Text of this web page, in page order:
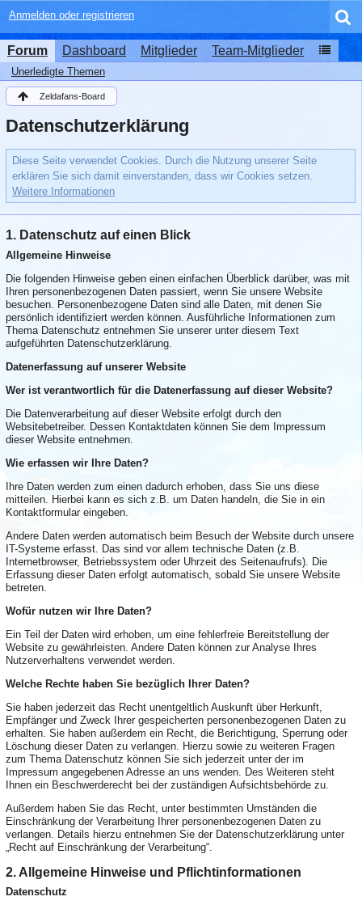
Anmelden oder registrieren
Forum Dashboard Mitglieder Team-Mitglieder
Unerledigte Themen
Zeldafans-Board
Datenschutzerklärung
Diese Seite verwendet Cookies. Durch die Nutzung unserer Seite
erklären Sie sich damit einverstanden, dass wir Cookies setzen.
Weitere Informationen
1. Datenschutz auf einen Blick
Allgemeine Hinweise
Die folgenden Hinweise geben einen einfachen Überblick darüber, was mit
Ihren personenbezogenen Daten passiert, wenn Sie unsere Website
besuchen. Personenbezogene Daten sind alle Daten, mit denen Sie
persönlich identifiziert werden können. Ausführliche Informationen zum
Thema Datenschutz entnehmen Sie unserer unter diesem Text
aufgeführten Datenschutzerklärung.
Datenerfassung auf unserer Website
Wer ist verantwortlich für die Datenerfassung auf dieser Website?
Die Datenverarbeitung auf dieser Website erfolgt durch den
Websitebetreiber. Dessen Kontaktdaten können Sie dem Impressum
dieser Website entnehmen.
Wie erfassen wir Ihre Daten?
Ihre Daten werden zum einen dadurch erhoben, dass Sie uns diese
mitteilen. Hierbei kann es sich z.B. um Daten handeln, die Sie in ein
Kontaktformular eingeben.
Andere Daten werden automatisch beim Besuch der Website durch unsere
IT-Systeme erfasst. Das sind vor allem technische Daten (z.B.
Internetbrowser, Betriebssystem oder Uhrzeit des Seitenaufrufs). Die
Erfassung dieser Daten erfolgt automatisch, sobald Sie unsere Website
betreten.
Wofür nutzen wir Ihre Daten?
Ein Teil der Daten wird erhoben, um eine fehlerfreie Bereitstellung der
Website zu gewährleisten. Andere Daten können zur Analyse Ihres
Nutzerverhaltens verwendet werden.
Welche Rechte haben Sie bezüglich Ihrer Daten?
Sie haben jederzeit das Recht unentgeltlich Auskunft über Herkunft,
Empfänger und Zweck Ihrer gespeicherten personenbezogenen Daten zu
erhalten. Sie haben außerdem ein Recht, die Berichtigung, Sperrung oder
Löschung dieser Daten zu verlangen. Hierzu sowie zu weiteren Fragen
zum Thema Datenschutz können Sie sich jederzeit unter der im
Impressum angegebenen Adresse an uns wenden. Des Weiteren steht
Ihnen ein Beschwerderecht bei der zuständigen Aufsichtsbehörde zu.
Außerdem haben Sie das Recht, unter bestimmten Umständen die
Einschränkung der Verarbeitung Ihrer personenbezogenen Daten zu
verlangen. Details hierzu entnehmen Sie der Datenschutzerklärung unter
„Recht auf Einschränkung der Verarbeitung“.
2. Allgemeine Hinweise und Pflichtinformationen
Datenschutz